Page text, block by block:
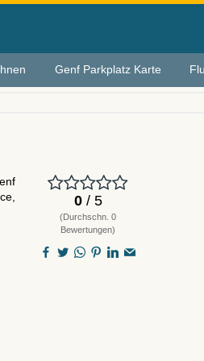
Genf Parkplatz Karte
0/ 5
(Durchschn. 0
Bewertungen)